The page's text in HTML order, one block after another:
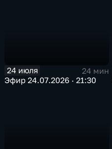
24 июля
24 мин
Эфир 24.07.2026 · 21:30